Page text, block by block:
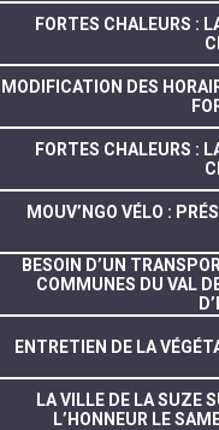
FORTES CHALEURS :
MODIFICATION DES
FORTES CHALEURS :
MOUV’NGO VÉLO :
BESOIN D’UN
COMMUNES DU VAL
ENTRETIEN DE LA
LA VILLE DE LA SUZE
L’HONNEUR LE